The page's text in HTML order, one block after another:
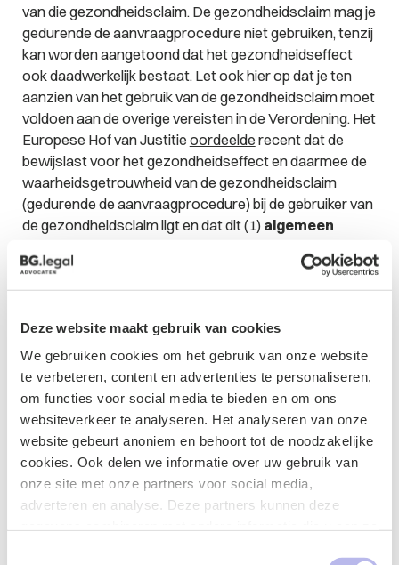
Deze website maakt gebruik van cookies
We gebruiken cookies om het gebruik van onze website
te verbeteren, content en advertenties te personaliseren,
om functies voor social media te bieden en om ons
websiteverkeer te analyseren. Het analyseren van onze
website gebeurt anoniem en behoort tot de noodzakelijke
cookies. Ook delen we informatie over uw gebruik van
onze site met onze partners voor social media,
adverteren en analyse. Deze partners kunnen deze
van die gezondheidsclaim. De gezondheidsclaim mag je
gedurende de aanvraagprocedure niet gebruiken, tenzij
kan worden aangetoond dat het gezondheidseffect
ook daadwerkelijk bestaat. Let ook hier op dat je ten
aanzien van het gebruik van de gezondheidsclaim moet
voldoen aan de overige vereisten in de Verordening. Het
Europese Hof van Justitie oordeelde recent dat de
bewijslast voor het gezondheidseffect en daarmee de
waarheidsgetrouwheid van de gezondheidsclaim
(gedurende de aanvraagprocedure) bij de gebruiker van
de gezondheidsclaim ligt en dat dit (1) algemeen
(2)voldoende wetenschappelijke
overeenstemmingover bestaat.
Uitspraak Europese Hof van Justitie
De betreffende kwestie speelde tussen Mezina AB, een
Zweedse partij die onder andere
Zweedse toezichthouder. Mezin AB gebruikte
gezondheidsclaims, waaronder: “
helpen om uw gewrichten soepel te houden
Gember kan helpen om de gewrichten soepel te
houden en om uw energie en vitaliteit op peil te houden
met zowel de nationale wetgeving als de Europese